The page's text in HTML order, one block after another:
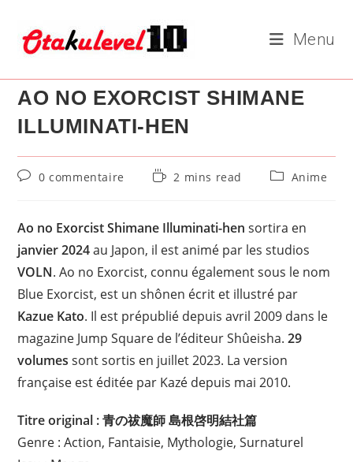
content
Menu
AO NO EXORCIST SHIMANE
ILLUMINATI-HEN
Commentaires
publication :
0 commentaire
Temps2 mins read
PostAnime
Ao no Exorcist Shimane Illuminati-hen sortira en
janvier 2024au Japon, il est animé par les studios
VOLN. Ao no Exorcist, connu également sous le nom
Blue Exorcist, est un shônen écrit et illustré par
Kazue Kato. Il est prépublié depuis avril 2009 dans le
magazine Jump Square de l’éditeur Shûeisha.29
volumes sont sortis en juillet 2023. La version
française est éditée par Kazé depuis mai 2010.
Titre original : 青の祓魔師 島根啓明結社篇
Genre : Action, Fantaisie, Mythologie, Surnaturel